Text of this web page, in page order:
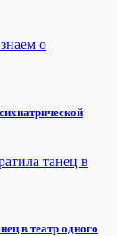
в театр одного